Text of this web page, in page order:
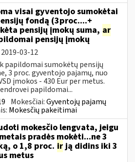
visai gyventojo sumokėtai
fondą (3proc....+
pensijų įmokų suma, ar
pensijų įmokų
2019-03-12
papildomai sumokėtų pensijų
3 proc. gyventojo pajamų, nuo
įmokos - 430 Eur per metus.
papildomai...
Mokesčiai:Gyventojų pajamų
Mokesčių pakeitimai
mokesčio lengvata, jeigu
pradės mokėti...ne 3
o 1,8 proc. irją didins iki 3
metus